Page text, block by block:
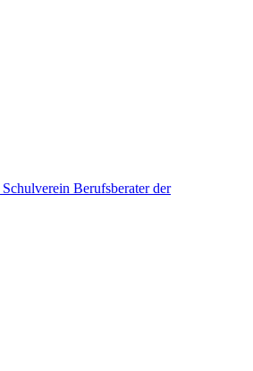
Schulverein Berufsberater der